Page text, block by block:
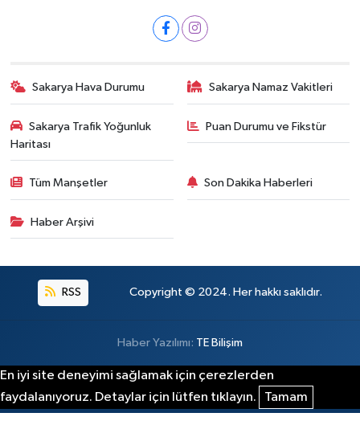
Sakarya Hava Durumu Sakarya Namaz Vakitleri
Sakarya Trafik Yoğunluk
Haritası
Puan Durumu ve Fikstür
Tüm Manşetler Son Dakika Haberleri
Haber Arşivi
RSS Copyright © 2024. Her hakkı saklıdır.
Haber Yazılımı: TE Bilişim
En iyi site deneyimi sağlamak için çerezlerden
faydalanıyoruz. Detaylar için lütfen tıklayın.
Tamam